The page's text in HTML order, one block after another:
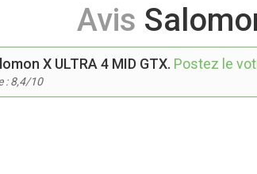
Avis
X ULTRA 4 MID GTX. Postez le
: 8,4/10